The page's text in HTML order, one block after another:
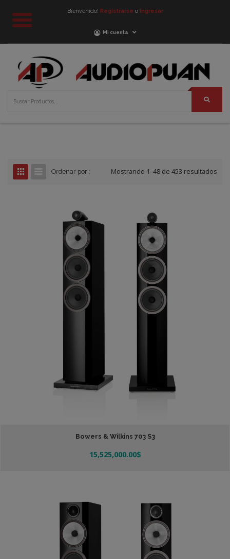
Bienvenido! Registrarse o Ingresar
Mi cuenta
Mostrando 1–48 de 453 resultados
Ordenar por :
Bowers & Wilkins 703 S3
15,525,000.00$
Añadir Al Carrito